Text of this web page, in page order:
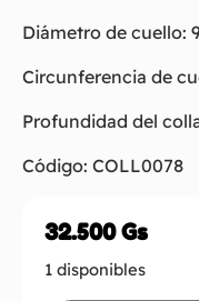
Diámetro de cuello:
Circunferencia de
Profundidad del
Código: COLL0078
32.500Gs
1 disponibles